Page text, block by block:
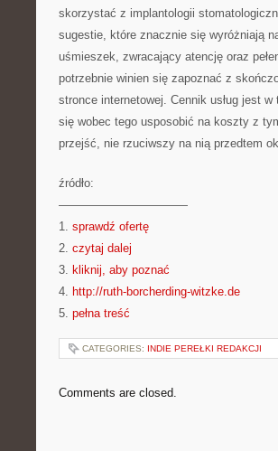
skorzystać z implantologii
sugestie, które znacznie się wyróżniają
uśmieszek, zwracający atencję oraz
potrzebnie winien się zapoznać z
stronce internetowej. Cennik usług jest
się wobec tego usposobić na koszty z
przejść, nie rzuciwszy na nią przedtem
źródło:
———————————
1. sprawdź ofertę
2. czytaj dalej
3. kliknij, aby poznać
4. http://ruth-borcherding-witzke.de
5. pełna treść
CATEGORIES: INDIE PEREŁKI REDAKCJI
Comments are closed.